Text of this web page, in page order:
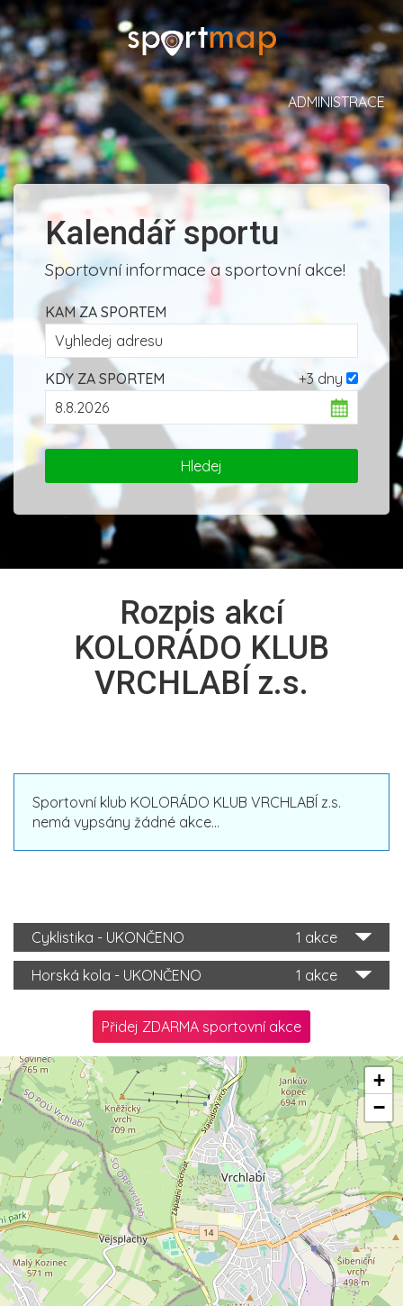
ADMINISTRACE
Kalendář sportu
Sportovní informace a sportovní akce!
KAM ZA SPORTEM
+3 dny
KDY ZA SPORTEM
Rozpis akcí
KOLORÁDO KLUB
VRCHLABÍ z.s.
Sportovní klub KOLORÁDO KLUB VRCHLABÍ z.s.
nemá vypsány žádné akce...
1 akce
Cyklistika - UKONČENO
1 akce
Horská kola - UKONČENO
Přidej ZDARMA sportovní akce
+
−